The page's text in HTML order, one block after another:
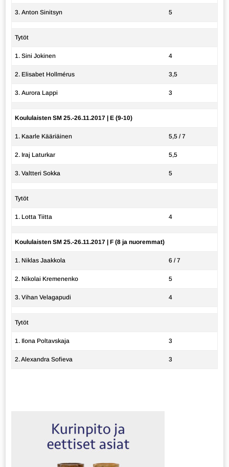
3. Anton Sinitsyn 5
Tytöt
1. Sini Jokinen 4
2. Elisabet Hollmérus 3,5
3. Aurora Lappi 3
Koululaisten SM 25.-26.11.2017 | E (9-10)
1. Kaarle Kääriäinen 5,5 / 7
2. Iraj Laturkar 5,5
3. Valtteri Sokka 5
Tytöt
1. Lotta Tiitta 4
Koululaisten SM 25.-26.11.2017 | F (8 ja nuoremmat)
1. Niklas Jaakkola 6 / 7
2. Nikolai Kremenenko 5
3. Vihan Velagapudi 4
Tytöt
1. Ilona Poltavskaja 3
2. Alexandra Sofieva 3